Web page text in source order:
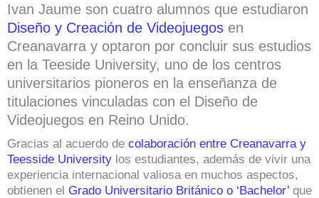
Ivan Jaume son cuatro alumnos que estudiaron
Diseño y Creación de Videojuegos en
Creanavarra y optaron por concluir sus estudios
en la Teeside University, uno de los centros
universitarios pioneros en la enseñanza de
titulaciones vinculadas con el Diseño de
Videojuegos en Reino Unido.
Gracias al acuerdo de colaboración entre Creanavarra y
Teesside University los estudiantes, además de vivir una
experiencia internacional valiosa en muchos aspectos,
obtienen el Grado Universitario Británico o ‘Bachelor’ que